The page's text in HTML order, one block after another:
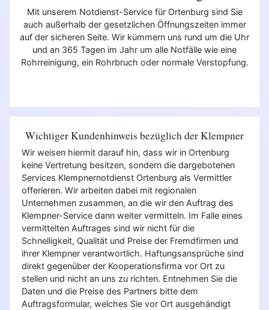
Mit unserem Notdienst-Service für Ortenburg sind Sie
auch außerhalb der gesetzlichen Öffnungszeiten immer
auf der sicheren Seite. Wir kümmern uns rund um die Uhr
und an 365 Tagen im Jahr um alle Notfälle wie eine
Rohrreinigung, ein Rohrbruch oder normale Verstopfung.
Wichtiger Kundenhinweis bezüglich der Klempner
Wir weisen hiermit darauf hin, dass wir in Ortenburg
keine Vertretung besitzen, sondern die dargebotenen
Services Klempnernotdienst Ortenburg als Vermittler
offerieren. Wir arbeiten dabei mit regionalen
Unternehmen zusammen, an die wir den Auftrag des
Klempner-Service dann weiter vermitteln. Im Falle eines
vermittelten Auftrages sind wir nicht für die
Schnelligkeit, Qualität und Preise der Fremdfirmen und
ihrer Klempner verantwortlich. Haftungsansprüche sind
direkt gegenüber der Kooperationsfirma vor Ort zu
stellen und nicht an uns zu richten. Entnehmen Sie die
Daten und die Preise des Partners bitte dem
Auftragsformular, welches Sie vor Ort ausgehändigt